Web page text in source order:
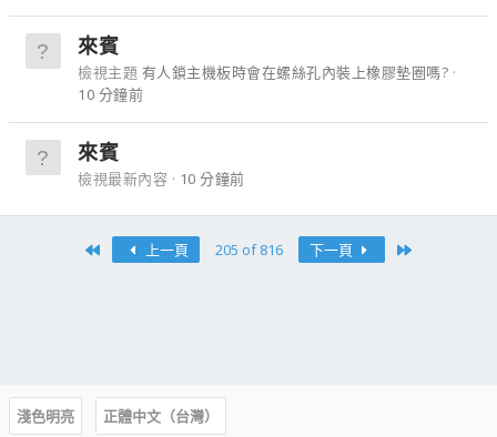
來賓
檢視主題 有人鎖主機板時會在螺絲孔內裝上橡膠墊圈嗎?
10 分鐘前
來賓
檢視最新內容 10 分鐘前
上一頁 205 of 816 下一頁
淺色明亮
正體中文（台灣）